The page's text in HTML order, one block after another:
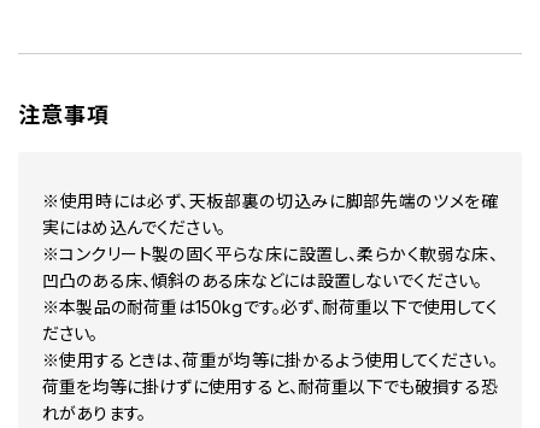
注意事項
※使用時には必ず、天板部裏の切込みに脚部先端のツメを確
実にはめ込んでください。
※コンクリート製の固く平らな床に設置し、柔らかく軟弱な床、
凹凸のある床、傾斜のある床などには設置しないでください。
※本製品の耐荷重は150kgです。必ず、耐荷重以下で使用してく
ださい。
※使用するときは、荷重が均等に掛かるよう使用してください。
荷重を均等に掛けずに使用すると、耐荷重以下でも破損する恐
れがあります。